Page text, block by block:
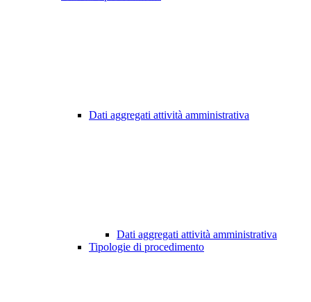
Dati aggregati attività amministrativa
Dati aggregati attività amministrativa
Tipologie di procedimento